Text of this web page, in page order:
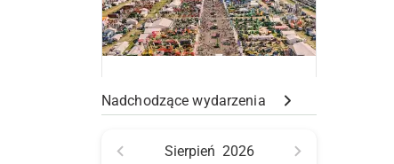
Nadchodzące wydarzenia
Sierpień 2026